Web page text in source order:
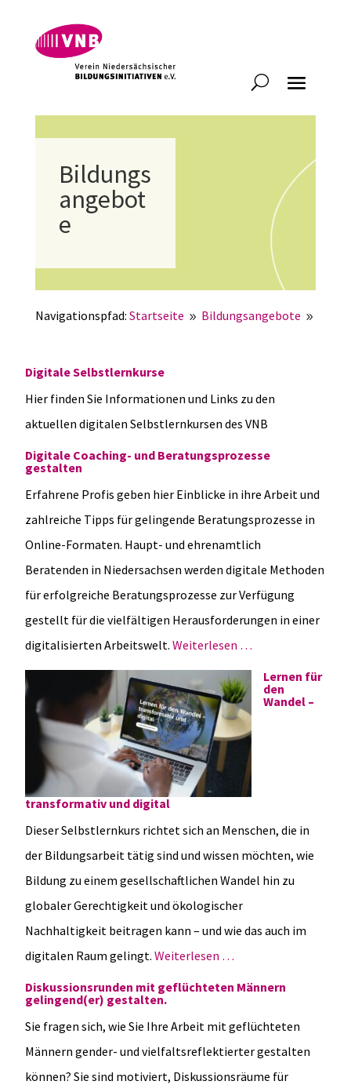
Bildungs
angebot
e
Navigationspfad: Startseite 9 Bildungsangebote 9
Digitale Selbstlernkurse
Hier finden Sie Informationen und Links zu den
aktuellen digitalen Selbstlernkursen des VNB
Digitale Coaching- und Beratungsprozesse
gestalten
Erfahrene Profis geben hier Einblicke in ihre Arbeit und
zahlreiche Tipps für gelingende Beratungsprozesse in
Online-Formaten. Haupt- und ehrenamtlich
Beratenden in Niedersachsen werden digitale Methoden
für erfolgreiche Beratungsprozesse zur Verfügung
gestellt für die vielfältigen Herausforderungen in einer
digitalisierten Arbeitswelt. Weiterlesen …
Lernen für
den
Wandel –
transformativ und digital
Dieser Selbstlernkurs richtet sich an Menschen, die in
der Bildungsarbeit tätig sind und wissen möchten, wie
Bildung zu einem gesellschaftlichen Wandel hin zu
globaler Gerechtigkeit und ökologischer
Nachhaltigkeit beitragen kann – und wie das auch im
digitalen Raum gelingt. Weiterlesen …
Diskussionsrunden mit geflüchteten Männern
gelingend(er) gestalten.
Sie fragen sich, wie Sie Ihre Arbeit mit geflüchteten
Männern gender- und vielfaltsreflektierter gestalten
können? Sie sind motiviert, Diskussionsräume für